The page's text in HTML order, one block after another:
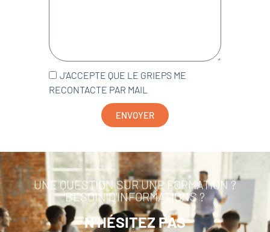
J'ACCEPTE QUE LE GRIEPS ME
RECONTACTE PAR MAIL
ENVOYER
UNE QUESTION SUR UNE FORMATION ?
BESOIN D'INFORMATIONS ?
N'HÉSITEZ PAS